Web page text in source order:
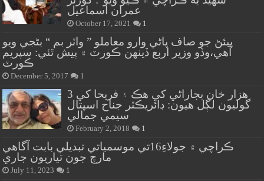
عمران اسماعيل
October 17, 2021 1
پيئڻ جو صاف پاڻي وارو معاملو ” واٽر بم “ بڻجي ويو
آهي،وڏو وزير اربع ڏينهن ڪورٽ ۾ پيش ٿئي: سپريم
ڪورٽ
December 5, 2017 1
هزار خان بجاراڻي کي هڪ ۽ فريحا کي 3
گوليون لڳل هيون: ڊائريڪٽر جناح اسپتال
سيمي جمالي
February 2, 2018 1
ڪراچي ۾ جولاءِ16تي موسمياتي تبديلي بابت آگاهي
مارچ جون تياريون جاري
July 11, 2023 1